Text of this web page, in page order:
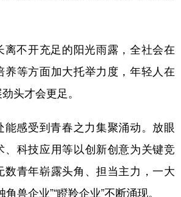
不开充足的阳光雨露，全社会在
养等方面加大托举力度，年轻人在
头才会更足。
感受到青春之力集聚涌动。放眼
、科技应用等以创新创意为关键竞
数青年崭露头角、担当主力，一大
兽企业”“瞪羚企业”不断涌现。